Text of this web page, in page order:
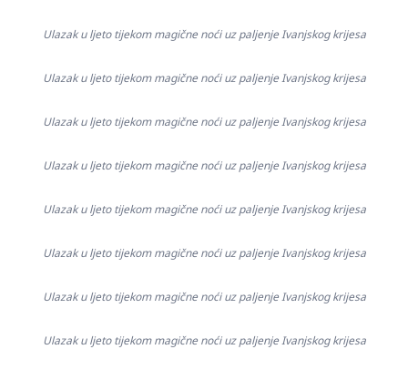
Ulazak u ljeto tijekom magične noći uz paljenje Ivanjskog krijesa
Ulazak u ljeto tijekom magične noći uz paljenje Ivanjskog krijesa
Ulazak u ljeto tijekom magične noći uz paljenje Ivanjskog krijesa
Ulazak u ljeto tijekom magične noći uz paljenje Ivanjskog krijesa
Ulazak u ljeto tijekom magične noći uz paljenje Ivanjskog krijesa
Ulazak u ljeto tijekom magične noći uz paljenje Ivanjskog krijesa
Ulazak u ljeto tijekom magične noći uz paljenje Ivanjskog krijesa
Ulazak u ljeto tijekom magične noći uz paljenje Ivanjskog krijesa